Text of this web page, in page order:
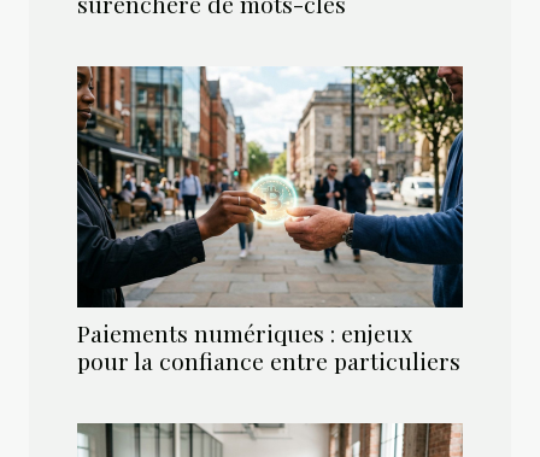
Paiements numériques : enjeux
pour la confiance entre particuliers